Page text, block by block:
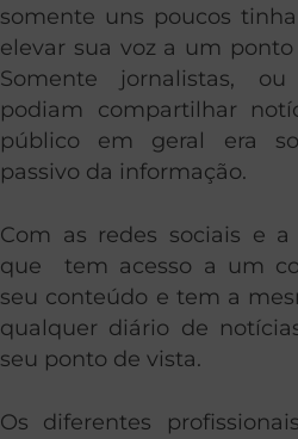
somente uns poucos
elevar sua voz a um
Somente jornalistas,
podiam compartilhar
público em geral era
passivo da informação.
Com as redes sociais e
que tem acesso a um
seu conteúdo e tem a
qualquer diário de
seu ponto de vista.
Os diferentes